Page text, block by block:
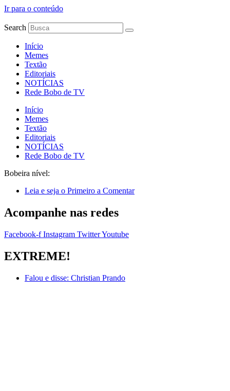
Ir para o conteúdo
Search
Início
Memes
Textão
Editoriais
NOTÍCIAS
Rede Bobo de TV
Início
Memes
Textão
Editoriais
NOTÍCIAS
Rede Bobo de TV
Bobeira nível:
Leia e seja o Primeiro a Comentar
Acompanhe nas redes
Facebook-f Instagram TwitterYoutube
EXTREME!
Falou e disse: Christian Prando